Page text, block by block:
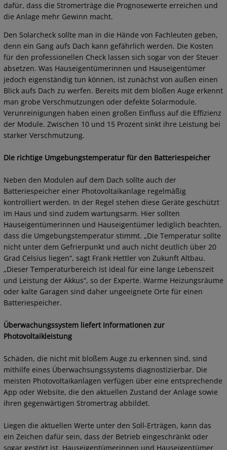
dafür, dass die Stromerträge die Prognosewerte erreichen und
die Anlage mehr Gewinn macht.
Den Solarcheck sollte man in die Hände von Fachleuten geben,
denn ein Gang aufs Dach kann gefährlich werden. Die Kosten
für den professionellen Check lassen sich sogar von der Steuer
absetzen. Was Hauseigentümerinnen und Hauseigentümer
jedoch eigenständig tun können, ist zunächst von außen einen
Blick aufs Dach zu werfen. Bereits mit dem bloßen Auge erkennt
man grobe Verschmutzungen oder defekte Solarmodule.
Verunreinigungen haben einen großen Einfluss auf die Effizienz
der Module. Zwischen 10 und 15 Prozent sinkt ihre Leistung bei
starker Verschmutzung.
Die richtige Umgebungstemperatur für den Batteriespeicher
Neben den Modulen auf dem Dach sollte auch der
Batteriespeicher einer Photovoltaikanlage regelmäßig
kontrolliert werden. In der Regel stehen diese Geräte geschützt
im Haus und sind zudem wartungsarm. Hier sollten
Hauseigentümerinnen und Hauseigentümer lediglich beachten,
dass die Umgebungstemperatur stimmt. „Die Temperatur sollte
nicht unter dem Gefrierpunkt und auch nicht deutlich über 20
Grad Celsius liegen“, sagt Frank Hettler von Zukunft Altbau.
„Dieser Temperaturbereich ist ideal für eine lange Lebenszeit
und Leistung der Akkus“, so der Experte. Warme Heizungsräume
oder kalte Garagen sind daher ungeeignete Orte für einen
Batteriespeicher.
Überwachungssystem liefert Informationen zur
Photovoltaikleistung
Schäden, die nicht mit bloßem Auge zu erkennen sind, sind
mithilfe eines Überwachsungssystems diagnostizierbar. Die
meisten Photovoltaikanlagen verfügen über eine entsprechende
App oder Website, die den aktuellen Zustand der Anlage sowie
ihren gegenwärtigen Stromertrag abbildet.
Liegen die aktuellen Werte unter den Soll-Erträgen, kann das
ein Zeichen dafür sein, dass der Betrieb eingeschränkt oder
sogar gestört ist. Hauseigentümerinnen und Hauseigentümer